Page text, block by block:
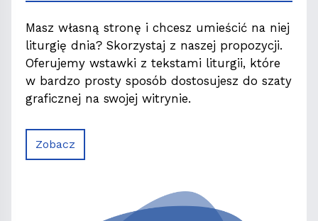
Masz własną stronę i chcesz umieścić na niej
liturgię dnia? Skorzystaj z naszej propozycji.
Oferujemy wstawki z tekstami liturgii, które
w bardzo prosty sposób dostosujesz do szaty
graficznej na swojej witrynie.
Zobacz